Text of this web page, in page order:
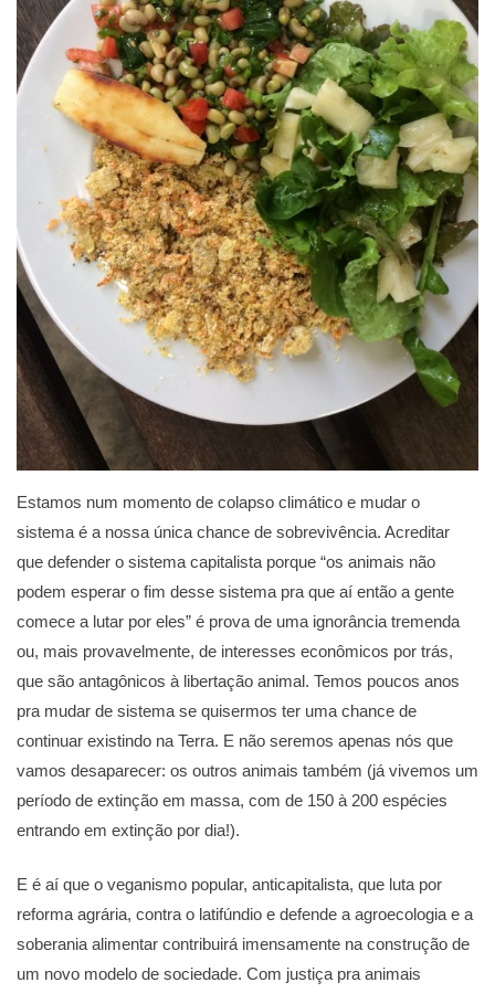
Estamos num momento de colapso climático e mudar o
sistema é a nossa única chance de sobrevivência. Acreditar
que defender o sistema capitalista porque “os animais não
podem esperar o fim desse sistema pra que aí então a gente
comece a lutar por eles” é prova de uma ignorância tremenda
ou, mais provavelmente, de interesses econômicos por trás,
que são antagônicos à libertação animal. Temos poucos anos
pra mudar de sistema se quisermos ter uma chance de
continuar existindo na Terra. E não seremos apenas nós que
vamos desaparecer: os outros animais também (já vivemos um
período de extinção em massa, com de 150 à 200 espécies
entrando em extinção por dia!).
E é aí que o veganismo popular, anticapitalista, que luta por
reforma agrária, contra o latifúndio e defende a agroecologia e a
soberania alimentar contribuirá imensamente na construção de
um novo modelo de sociedade. Com justiça pra animais